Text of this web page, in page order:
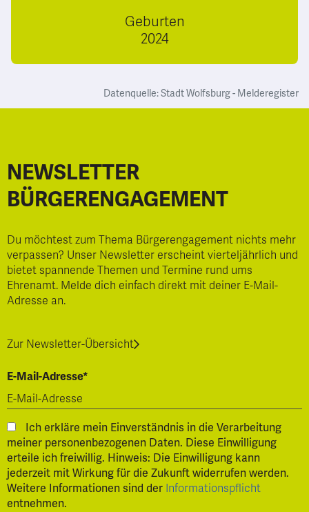
Geburten
2024
Datenquelle: Stadt Wolfsburg - Melderegister
NEWSLETTER
BÜRGERENGAGEMENT
Du möchtest zum Thema Bürgerengagement nichts mehr
verpassen? Unser Newsletter erscheint vierteljährlich und
bietet spannende Themen und Termine rund ums
Ehrenamt. Melde dich einfach direkt mit deiner E-Mail-
Adresse an.
Zur Newsletter-Übersicht
E-Mail-Adresse*
Ich erkläre mein Einverständnis in die Verarbeitung
meiner personenbezogenen Daten. Diese Einwilligung
erteile ich freiwillig. Hinweis: Die Einwilligung kann
jederzeit mit Wirkung für die Zukunft widerrufen werden.
Weitere Informationen sind der Informationspflicht
entnehmen.